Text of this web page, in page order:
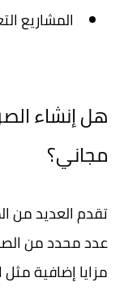
المشاريع
هل إنشاء
مجاني؟
تقدم العديد من
عدد محدد من
مزايا إضافية